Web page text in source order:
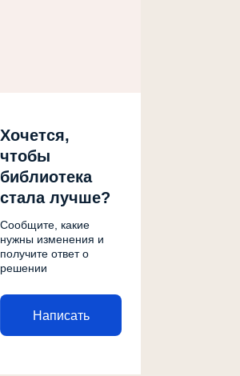
Хочется,
чтобы
библиотека
стала лучше?
Сообщите, какие
нужны изменения и
получите ответ о
решении
Написать